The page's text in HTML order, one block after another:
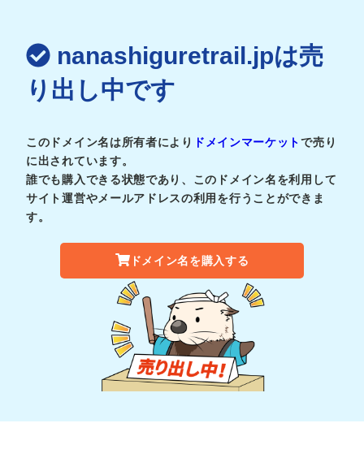
nanashiguretrail.jpは売
り出し中です
このドメイン名は所有者により ドメインマーケットで売り
に出されています。
誰でも購入できる状態であり、このドメイン名を利用して
サイト運営やメールアドレスの利用を行うことができま
す。
ドメイン名を購入する